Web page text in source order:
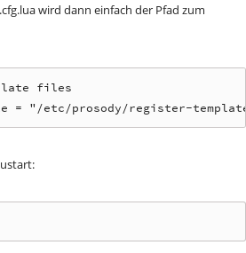
wird dann einfach der Pfad zum
files
= "/etc/prosody/register-